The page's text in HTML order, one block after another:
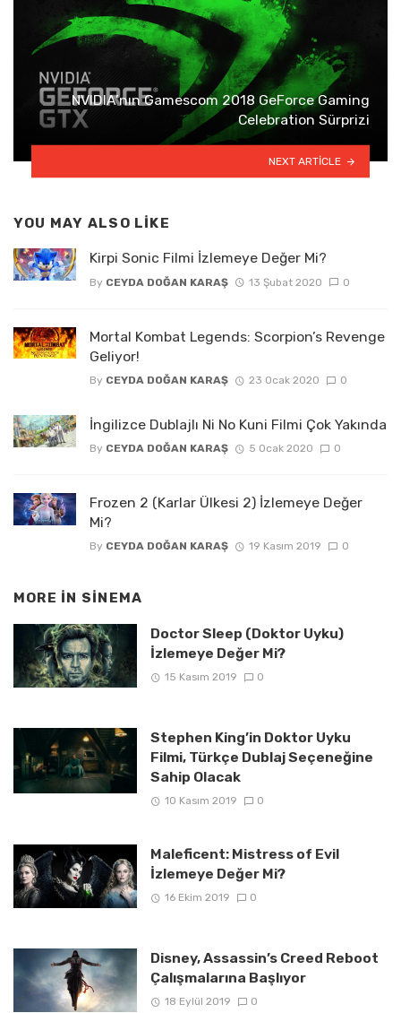
NVIDIA’nın Gamescom 2018 GeForce Gaming
Celebration Sürprizi
NEXT ARTICLE
YOU MAY ALSO LIKE
Kirpi Sonic Filmi İzlemeye Değer Mi?
By CEYDA DOĞAN KARAŞ 13 Şubat 2020 0
Mortal Kombat Legends: Scorpion’s Revenge
Geliyor!
By CEYDA DOĞAN KARAŞ 23 Ocak 2020 0
İngilizce Dublajlı Ni No Kuni Filmi Çok Yakında
By CEYDA DOĞAN KARAŞ 5 Ocak 2020 0
Frozen 2 (Karlar Ülkesi 2) İzlemeye Değer
Mi?
By CEYDA DOĞAN KARAŞ 19 Kasım 2019 0
MORE IN SINEMA
Doctor Sleep (Doktor Uyku)
İzlemeye Değer Mi?
15 Kasım 2019 0
Stephen King’in Doktor Uyku
Filmi, Türkçe Dublaj Seçeneğine
Sahip Olacak
10 Kasım 2019 0
Maleficent: Mistress of Evil
İzlemeye Değer Mi?
16 Ekim 2019 0
Disney, Assassin’s Creed Reboot
Çalışmalarına Başlıyor
18 Eylül 2019 0